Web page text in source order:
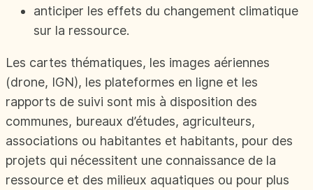
anticiper les effets du changement climatique
sur la ressource.
Les cartes thématiques, les images aériennes
(drone, IGN), les plateformes en ligne et les
rapports de suivi sont mis à disposition des
communes, bureaux d’études, agriculteurs,
associations ou habitantes et habitants, pour des
projets qui nécessitent une connaissance de la
ressource et des milieux aquatiques ou pour plus